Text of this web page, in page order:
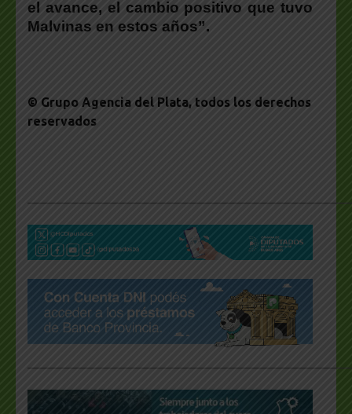
el avance, el cambio positivo que tuvo
Malvinas en estos años”.
© Grupo Agencia del Plata, todos los derechos
reservados